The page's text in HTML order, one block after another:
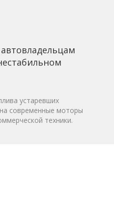
устаревших
современные моторы
техники.